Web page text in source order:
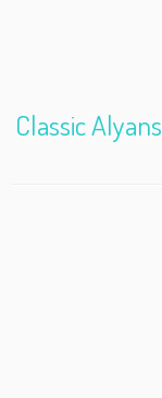
Classic Alyans